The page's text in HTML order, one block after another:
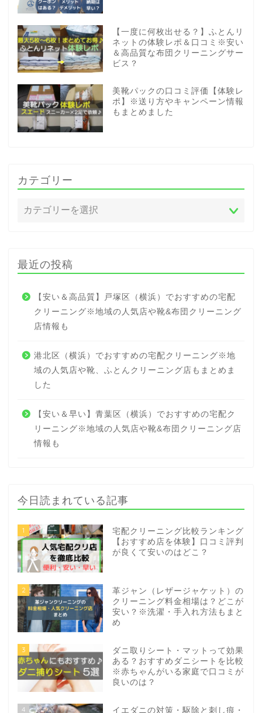
【一度に何枚出せる？】ふとんリ
ネットの体験レポ＆口コミ※安い
＆高品質な布団クリーニングサー
ビス？
美靴パックの口コミ評価【体験レ
ポ】※送り方やキャンペーン情報
もまとめました
カテゴリー
最近の投稿
【安い＆高品質】戸塚区（横浜）でおすすめの宅配
クリーニング※地域の人気店や靴&布団クリーニング
店情報も
港北区（横浜）でおすすめの宅配クリーニング※地
域の人気店や靴、ふとんクリーニング店もまとめま
した
【安い＆早い】青葉区（横浜）でおすすめの宅配ク
リーニング※地域の人気店や靴&布団クリーニング店
情報も
今日読まれている記事
1
宅配クリーニング比較ランキング
【おすすめ店を体験】口コミ評判
が良くて安いのはどこ？
2
革ジャン（レザージャケット）の
クリーニング料金相場は？どこが
安い？※洗濯・手入れ方法もまと
め
3
ダニ取りシート・マットって効果
ある？おすすめダニシートを比較
※赤ちゃんがいる家庭で口コミが
良いのは？
4
イエダニの対策・駆除と刺し痕・